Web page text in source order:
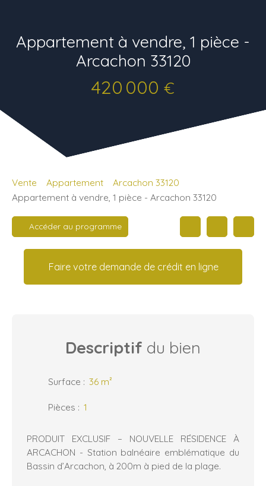
Appartement à vendre, 1 pièce -
Arcachon 33120
420 000 €
Vente Appartement
Arcachon 33120
Appartement à vendre, 1 pièce - Arcachon 33120
Accéder au programme
Faire votre demande de crédit en ligne
Descriptif du bien
Surface : 36 m²
Pièces : 1
PRODUIT EXCLUSIF – NOUVELLE RÉSIDENCE À
ARCACHON - Station balnéaire emblématique du
Bassin d’Arcachon, à 200m à pied de la plage.